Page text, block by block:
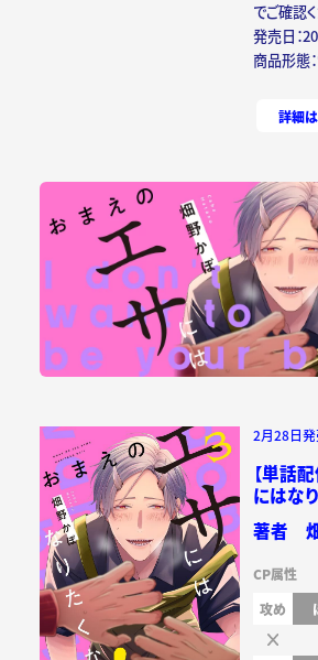
でご確認
発売日：
商品形態
詳細
2月28日
【単話
にはな
著者
CP属性
攻め